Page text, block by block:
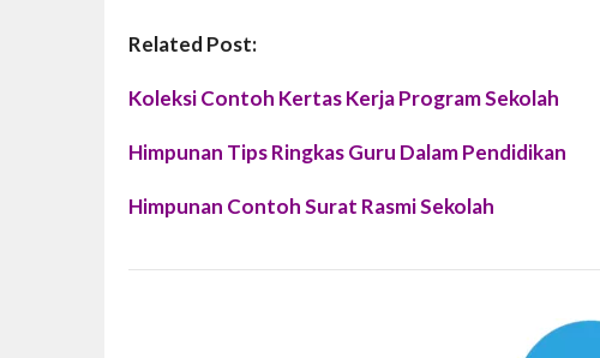
Related Post:
Koleksi Contoh Kertas Kerja Program Sekolah
Himpunan Tips Ringkas Guru Dalam Pendidikan
Himpunan Contoh Surat Rasmi Sekolah